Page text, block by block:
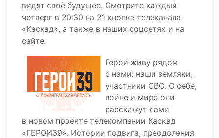
видят своё будущее. Смотрите каждый
четверг в 20:30 на 21 кнопке телеканала
«Каскад», а также в наших соцсетях и на
сайте.
Герои живу рядом
с нами: наши земляки,
участники СВО. О себе,
войне и мире они
расскажут сами
в новом проекте телекомпании Каскад
«ГЕРОИ39». Истории подвига, преодоления